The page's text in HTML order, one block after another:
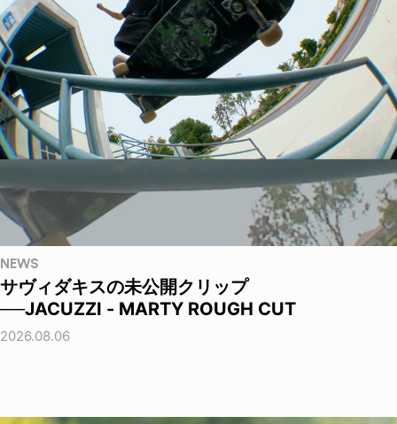
NEWS
サヴィダキスの未公開クリップ
──JACUZZI - MARTY ROUGH CUT
2026.08.06